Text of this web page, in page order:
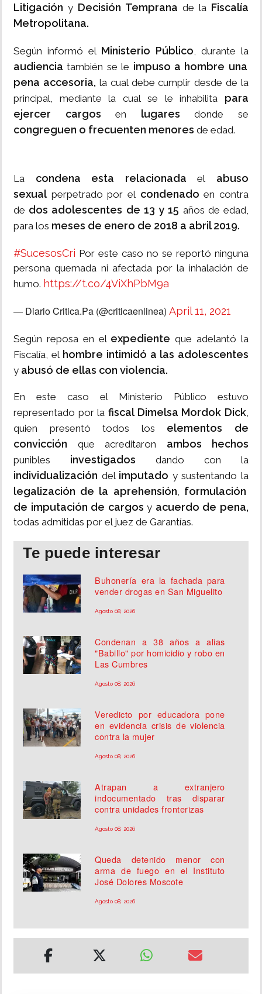
Litigación y Decisión Temprana de la Fiscalía
Metropolitana.
Según informó el Ministerio Público, durante la
audienciatambién se le impuso a hombre una
pena accesoria, la cual debe cumplir desde de la
principal, mediante la cual se le inhabilita para
ejercer cargos en lugares donde se
congreguen o frecuenten menores de edad.
La condena esta relacionada el abuso
sexualperpetrado por el condenado en contra
de dos adolescentes de 13 y 15 años de edad,
para los meses de enero de 2018 a abril 2019.
#SucesosCri Por este caso no se reportó ninguna
persona quemada ni afectada por la inhalación de
humo. https://t.co/4ViXhPbM9a
— Diario Critica.Pa (@criticaenlinea) April 11, 2021
Según reposa en el expediente que adelantó la
Fiscalía, el hombre intimidó a las adolescentes
y abusó de ellas con violencia.
En este caso el Ministerio Público estuvo
representado por la fiscal Dimelsa Mordok Dick,
quien presentó todos los elementos de
convicción que acreditaron ambos hechos
punibles investigados dando con la
individualización del imputado y sustentando la
legalización de la aprehensión, formulación
de imputación de cargosy acuerdo de pena,
todas admitidas por el juez de Garantías.
Te puede interesar
Buhonería era la fachada para
vender drogas en San Miguelito
Agosto 08, 2026
Condenan a 38 años a alias
"Babillo" por homicidio y robo en
Las Cumbres
Agosto 08, 2026
Veredicto por educadora pone
en evidencia crisis de violencia
contra la mujer
Agosto 08, 2026
Atrapan a extranjero
indocumentado tras disparar
contra unidades fronterizas
Agosto 08, 2026
Queda detenido menor con
arma de fuego en el Instituto
José Dolores Moscote
Agosto 08, 2026